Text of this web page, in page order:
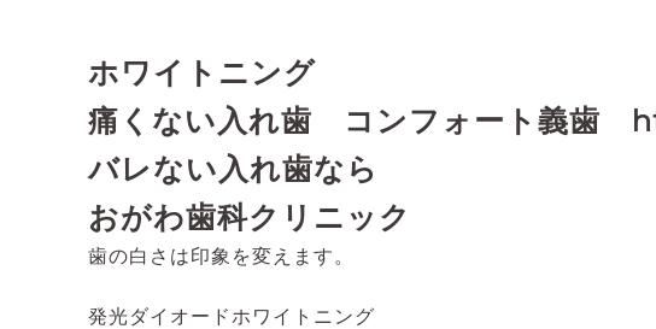
ホワイトニング
痛くない入れ歯 コンフォート義歯
バレない入れ歯なら
おがわ歯科クリニック
歯の白さは印象を変えます。
発光ダイオードホワイトニング